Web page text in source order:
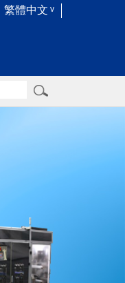
繁體中文